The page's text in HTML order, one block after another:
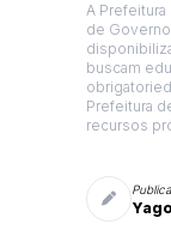
A
de
buscam
Prefeitura
recursos
renda.